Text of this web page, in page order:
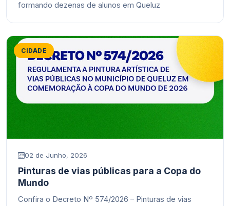
formando dezenas de alunos em Queluz
CIDADE
02 de Junho, 2026
Pinturas de vias públicas para a Copa do
Mundo
Confira o Decreto Nº 574/2026 – Pinturas de vias